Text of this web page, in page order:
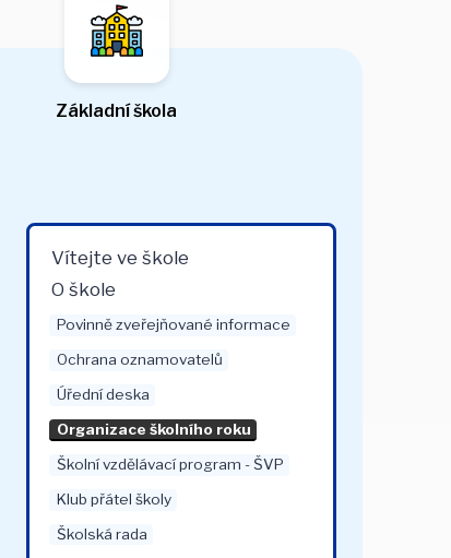
Základní škola
Vítejte ve škole
O škole
Povinně zveřejňované informace
Ochrana oznamovatelů
Úřední deska
Organizace školního roku
Školní vzdělávací program - ŠVP
Klub přátel školy
Školská rada